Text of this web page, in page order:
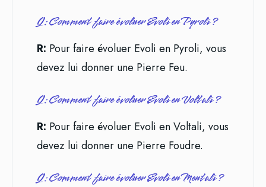
Q: Comment faire évoluer Evoli en Pyroli ?
R: Pour faire évoluer Evoli en Pyroli, vous
devez lui donner une Pierre Feu.
Q: Comment faire évoluer Evoli en Voltali ?
R: Pour faire évoluer Evoli en Voltali, vous
devez lui donner une Pierre Foudre.
Q: Comment faire évoluer Evoli en Mentali ?